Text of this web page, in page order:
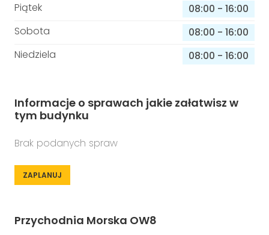
Piątek
08:00 - 16:00
Sobota
08:00 - 16:00
Niedziela
08:00 - 16:00
Informacje o sprawach jakie załatwisz w
tym budynku
Brak podanych spraw
ZAPLANUJ
Przychodnia Morska OW8